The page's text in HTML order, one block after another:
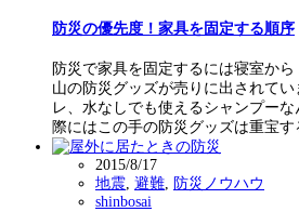
防災の優先度！家具を固定する順序
防災で家具を固定するには寝室から
山の防災グッズが売りに出されて
レ、水なしでも使えるシャンプー
際にはこの手の防災グッズは重宝
2015/8/17
地震, 避難, 防災ノウハウ
shinbosai